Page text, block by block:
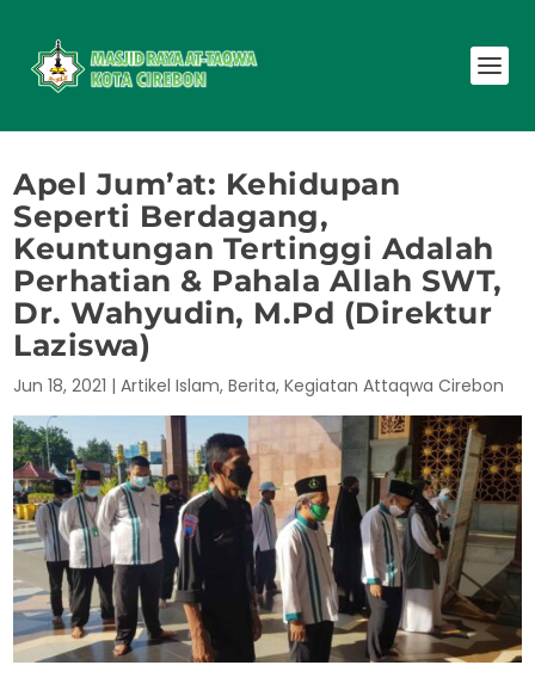
Apel Jum’at: Kehidupan
Seperti Berdagang,
Keuntungan Tertinggi Adalah
Perhatian & Pahala Allah SWT,
Dr. Wahyudin, M.Pd (Direktur
Laziswa)
Jun 18, 2021 |Artikel Islam,Berita,Kegiatan Attaqwa Cirebon